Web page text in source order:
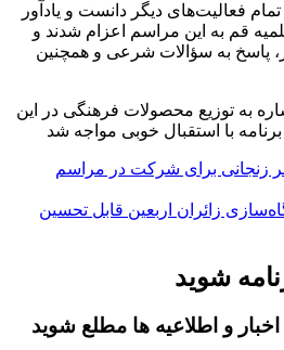
فعالیت‌های دیگر دانست و یادآور
علمیه قم به این مراسم اعزام شدند و
پاسخ به سؤالات شرعی و همچنین
به توزیع محصولات فرهنگی در این
برنامه با استقبال خوبی مواجه شد
جایی ۱۴۸۰۰زائر زنجانی برای شرکت در مراسم
زائران اربعین قابل تحسین
شوید
و اطلاعیه ها مطلع شوید